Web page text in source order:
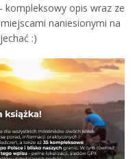
kompleksowy opis wraz ze
naniesionymi na
:)